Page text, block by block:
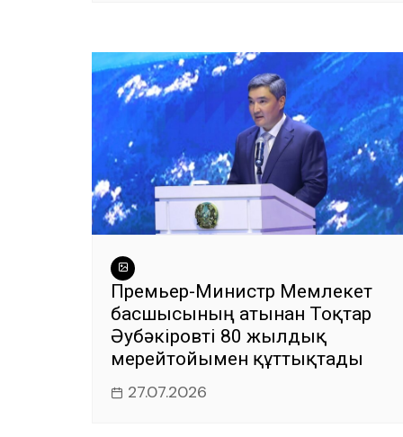
Премьер-Министр Мемлекет
басшысының атынан Тоқтар
Әубәкіровті 80 жылдық
мерейтойымен құттықтады
27.07.2026